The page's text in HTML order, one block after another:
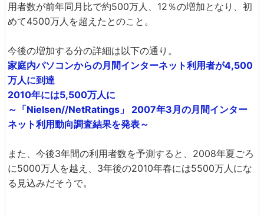
用者数が前年同月比で約500万人、12％の増加となり、初
めて4500万人を超えたとのこと。
今後の増加する分の詳細は以下の通り。
家庭内パソコンからの月間インターネット利用者が4,500
万人に到達
2010年には5,500万人に
～「Nielsen//NetRatings」 2007年3月の月間インター
ネット利用動向調査結果を発表～
また、今後3年間の利用者数を予測すると、2008年夏ごろ
に5000万人を越え、3年後の2010年春には5500万人にな
る見込みだそうで。